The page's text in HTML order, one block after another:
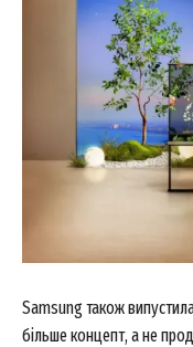
Samsung також
більше концепт, а не